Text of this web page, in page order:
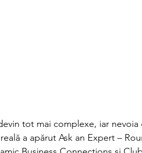
tot mai complexe, iar nevoia
a apărut Ask an Expert –